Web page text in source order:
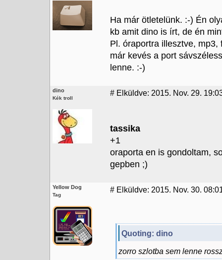
Ha már ötletelünk. :-) Én
kb amit dino is írt, de én
Pl. óraportra illesztve,
már kevés a port
lenne. :-)
dino
Kék troll
# Elküldve: 2015. Nov. 29.
tassika
+1
oraporta en is gondoltam,
gepben ;)
Yellow Dog
Tag
# Elküldve: 2015. Nov. 30.
Quoting: dino
zorro szlotba sem lenne